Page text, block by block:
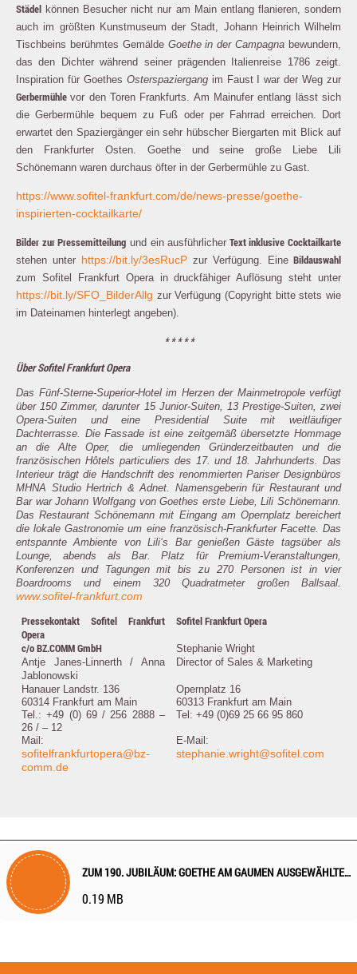
Städel können Besucher nicht nur am Main entlang flanieren, sondern
auch im größten Kunstmuseum der Stadt, Johann Heinrich Wilhelm
Tischbeins berühmtes Gemälde Goethe in der Campagna bewundern,
das den Dichter während seiner prägenden Italienreise 1786 zeigt.
Inspiration für Goethes Osterspaziergangim Faust I war der Weg zur
Gerbermühlevor den Toren Frankfurts. Am Mainufer entlang lässt sich
die Gerbermühle bequem zu Fuß oder per Fahrrad erreichen. Dort
erwartet den Spaziergänger ein sehr hübscher Biergarten mit Blick auf
den Frankfurter Osten. Goethe und seine große Liebe Lili
Schönemann waren durchaus öfter in der Gerbermühle zu Gast.
https://www.sofitel-frankfurt.com/de/news-presse/goethe-
inspirierten-cocktailkarte/
Bilder zur Pressemitteilung und ein ausführlicher Text inklusive Cocktailkarte
stehen unter https://bit.ly/3esRucP zur Verfügung. Eine Bildauswahl
zum Sofitel Frankfurt Opera in druckfähiger Auflösung steht unter
https://bit.ly/SFO_BilderAllg zur Verfügung (Copyright bitte stets wie
im Dateinamen hinterlegt angeben).
* * * * *
Über Sofitel Frankfurt Opera
Das Fünf-Sterne-Superior-Hotel im Herzen der Mainmetropole verfügt
über 150 Zimmer, darunter 15 Junior-Suiten, 13 Prestige-Suiten, zwei
Opera-Suiten und eine Presidential Suite mit weitläufiger
Dachterrasse. Die Fassade ist eine zeitgemäß übersetzte Hommage
an die Alte Oper, die umliegenden Gründerzeitbauten und die
französischen Hôtels particuliers des 17. und 18. Jahrhunderts. Das
Interieur trägt die Handschrift des renommierten Pariser Designbüros
MHNA Studio Hertrich & Adnet. Namensgeberin für Restaurant und
Bar war Johann Wolfgang von Goethes erste Liebe, Lili Schönemann.
Das Restaurant Schönemann mit Eingang am Opernplatz bereichert
die lokale Gastronomie um eine französisch-Frankfurter Facette. Das
entspannte Ambiente von Lili‘s Bar genießen Gäste tagsüber als
Lounge, abends als Bar. Platz für Premium-Veranstaltungen,
Konferenzen und Tagungen mit bis zu 270 Personen ist in vier
Boardrooms und einem 320 Quadratmeter großen Ballsaal.
www.sofitel-frankfurt.com
Pressekontakt Sofitel Frankfurt
Opera
Sofitel Frankfurt Opera
c/o BZ.COMM GmbH
Stephanie Wright
Antje Janes-Linnerth / Anna
Jablonowski
Director of Sales & Marketing
Hanauer Landstr. 136
Opernplatz 16
60314 Frankfurt am Main
60313 Frankfurt am Main
Tel.: +49 (0) 69 / 256 2888 –
26 / – 12
Tel: +49 (0)69 25 66 95 860
Mail:
sofitelfrankfurtopera@bz-
comm.de
E-Mail:
stephanie.wright@sofitel.com
ZUM 190. JUBILÄUM: GOETHE AM GAUMEN AUSGEWÄHLTE WERKE ALS COCKTAIL NEU INTERPRETIERT
0.19 MB